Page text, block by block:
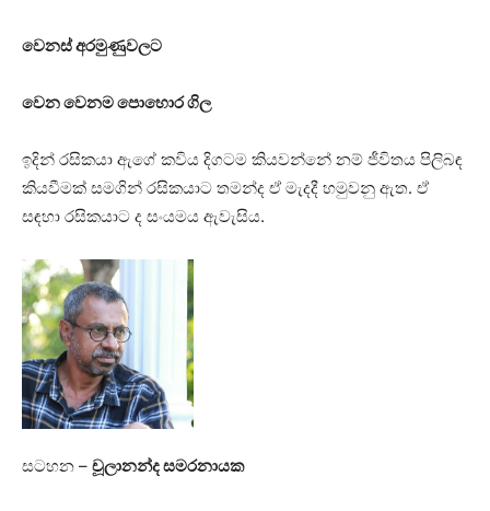
වෙනස් අරමුණුවලට
වෙන වෙනම පොහොර ගිල
ඉදින් රසිකයා ඇගේ කවිය දිගටම කියවන්නේ නම් ජීවිතය පිලිබඳ
කියවීමක් සමගින් රසිකයාට තමන්ද ඒ මැදදී හමුවනු ඇත. ඒ
සඳහා රසිකයාට ද සංයමය ඇවැසිය.
සටහන – චූලානන්ද සමරනායක